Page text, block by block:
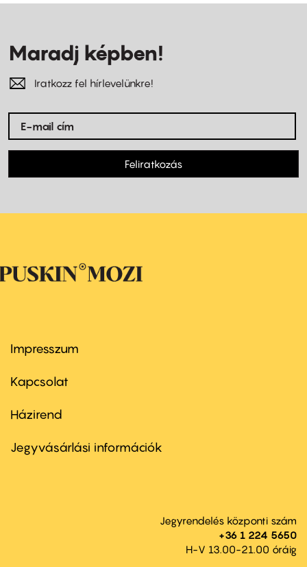
Maradj képben!
Iratkozz fel hírlevelünkre!
Feliratkozás
Footer
first
Impresszum
Kapcsolat
Footer
second
Házirend
Jegyvásárlási információk
Jegyrendelés központi szám
+36 1 224 5650
H-V 13.00-21.00 óráig